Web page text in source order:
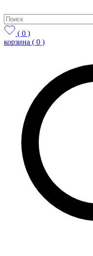
( 0 )
корзина ( 0 )